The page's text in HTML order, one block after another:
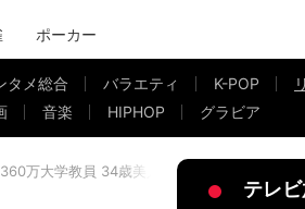
ポーカー
タメ総合 バラエティ K-POP
音楽 HIPHOP グラビア
万大学教員 34歳美人経営者がシビアな選択
テレ